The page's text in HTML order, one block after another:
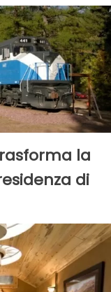
la
di